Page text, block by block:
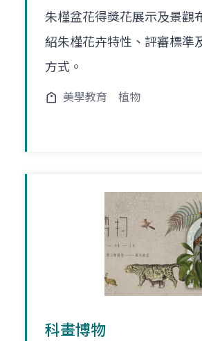
朱槿盆花得獎花展示及景觀
紹朱槿花卉特性、評審標準
方式。
美學教育 植物
科畫博物